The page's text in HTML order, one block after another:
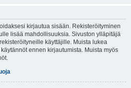
kirjautua sisään. Rekisteröityminen
lisää mahdollisuuksia. Sivuston ylläpitäjä
käyttäjille. Muista lukea
ennen kirjautumista. Muista myös